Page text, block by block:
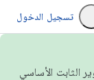
تسجيل الدخول
التطوير الثابت الأساسي